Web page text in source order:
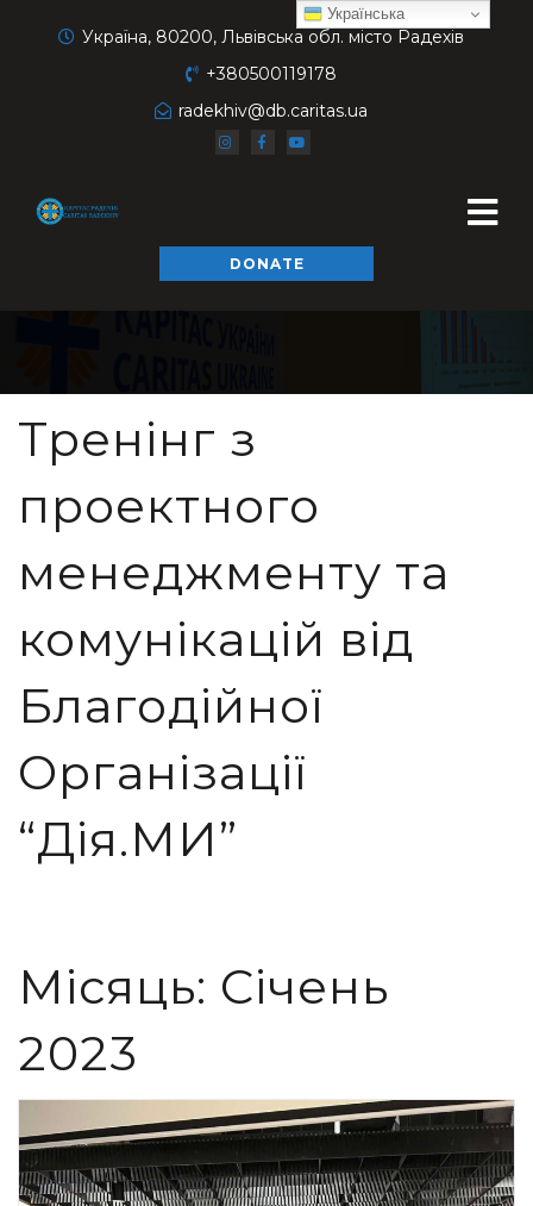
Україна, 80200, Львівська обл. місто Радехів
+380500119178
radekhiv@db.caritas.ua
DONATE
Тренінг з
проектного
менеджменту та
комунікацій від
Благодійної
Організації
“Дія.МИ”
Місяць: Січень
2023
Українська